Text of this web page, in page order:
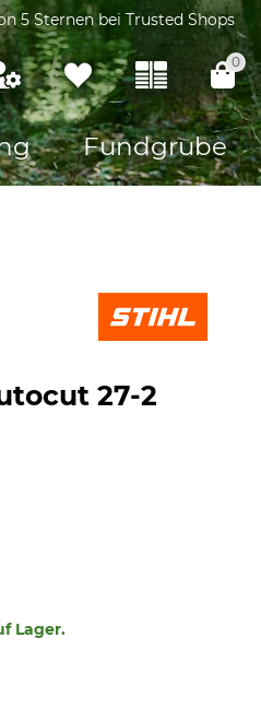
5 Sternen bei Trusted Shops
0
Fundgrube
27-2
Lager.